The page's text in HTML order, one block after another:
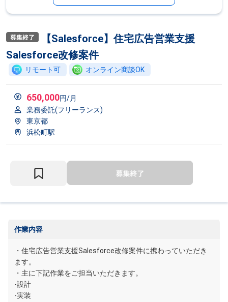
【Salesforce】住宅広告営業支援
Salesforce改修案件
リモート可 オンライン商談OK
650,000円/月
業務委託(フリーランス)
東京都
浜松町駅
作業内容
・住宅広告営業支援Salesforce改修案件に携わっていただき
ます。
・主に下記作業をご担当いただきます。
-設計
-実装